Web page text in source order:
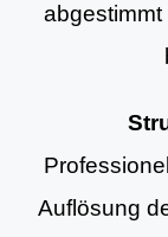
Auflösung